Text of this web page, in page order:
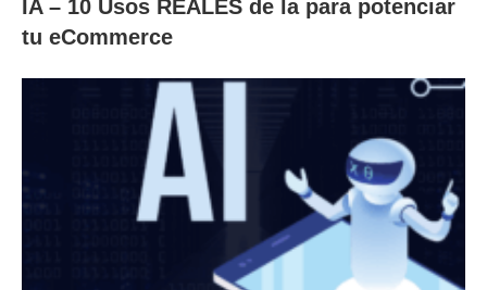
IA – 10 Usos REALES de la para potenciar
tu eCommerce